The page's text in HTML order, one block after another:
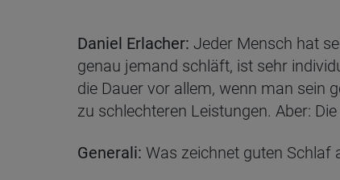
Daniel Erlacher: Jeder Mensch hat
genau jemand schläft, ist sehr
die Dauer vor allem, wenn man sein
zu schlechteren Leistungen. Aber:
Generali: Was zeichnet guten Schlaf